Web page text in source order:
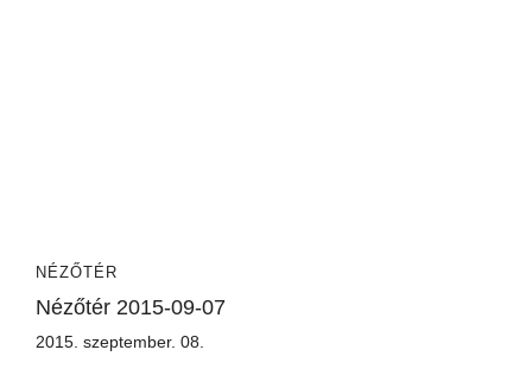
NÉZŐTÉR
Nézőtér 2015-09-07
2015. szeptember. 08.